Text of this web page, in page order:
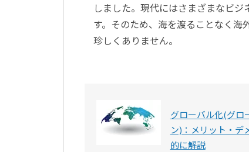
しました。現代にはさまざまなビ
す。そのため、海を渡ることなく
珍しくありません。
グローバル化(グロ
ン)：メリット・デ
的に解説